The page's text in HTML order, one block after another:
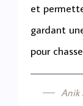
et
gardant
pour
Anik